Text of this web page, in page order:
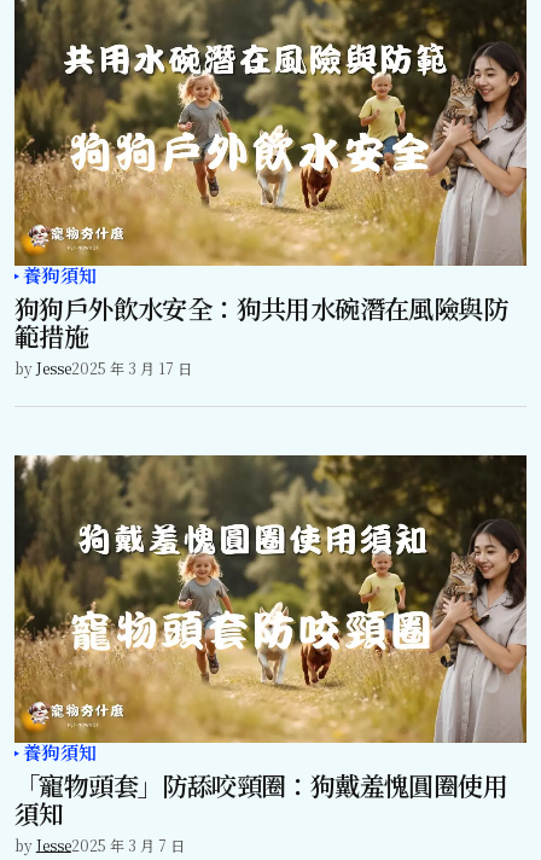
養狗須知
狗狗戶外飲水安全：狗共用水碗潛在風險與防
範措施
byJesse2025 年 3 月 17 日
養狗須知
「寵物頭套」防舔咬頸圈：狗戴羞愧圓圈使用
須知
byJesse2025 年 3 月 7 日